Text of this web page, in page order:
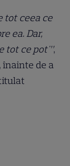
tot ceea ce
ea. Dar,
tot ce pot'”,
înainte de a